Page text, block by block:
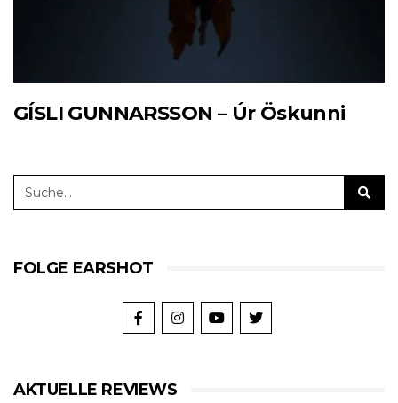
GÍSLI GUNNARSSON – Úr Öskunni
FOLGE EARSHOT
AKTUELLE REVIEWS